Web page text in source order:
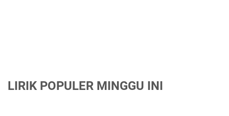
LIRIK POPULER MINGGU INI